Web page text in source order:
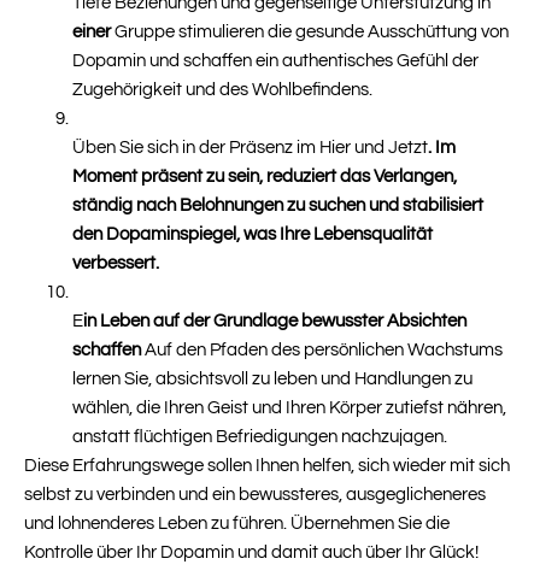
einerGruppe stimulieren die gesunde Ausschüttung von
Dopamin und schaffen ein authentisches Gefühl der
Zugehörigkeit und des Wohlbefindens.
Üben Sie sich in der Präsenz im Hier und Jetzt. Im
Moment präsent zu sein, reduziert das Verlangen,
ständig nach Belohnungen zu suchen und stabilisiert
den Dopaminspiegel, was Ihre Lebensqualität
verbessert.
Ein Leben auf der Grundlage bewusster Absichten
schaffenAuf den Pfaden des persönlichen Wachstums
lernen Sie, absichtsvoll zu leben und Handlungen zu
wählen, die Ihren Geist und Ihren Körper zutiefst nähren,
anstatt flüchtigen Befriedigungen nachzujagen.
Diese Erfahrungswege sollen Ihnen helfen, sich wieder mit sich
selbst zu verbinden und ein bewussteres, ausgeglicheneres
und lohnenderes Leben zu führen. Übernehmen Sie die
Kontrolle über Ihr Dopamin und damit auch über Ihr Glück!